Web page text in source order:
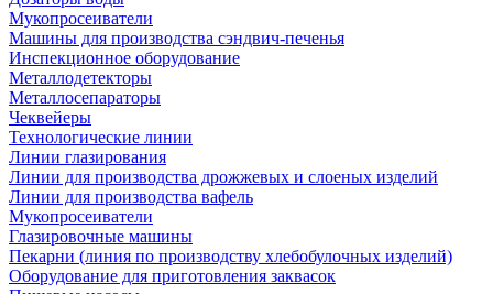
Мукопросеиватели
Машины для производства сэндвич-печенья
Инспекционное оборудование
Металлодетекторы
Металлосепараторы
Чеквейеры
Технологические линии
Линии глазирования
Линии для производства дрожжевых и слоеных изделий
Линии для производства вафель
Мукопросеиватели
Глазировочные машины
Пекарни (линия по производству хлебобулочных изделий)
Оборудование для приготовления заквасок